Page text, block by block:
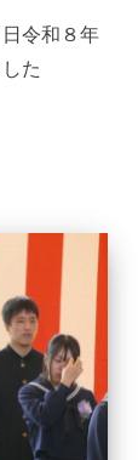
令和８年
た